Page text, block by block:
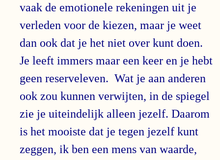
vaak de emotionele rekeningen uit je
verleden voor de kiezen, maar je weet
dan ook dat je het niet over kunt doen.
Je leeft immers maar een keer en je hebt
geen reserveleven. Wat je aan anderen
ook zou kunnen verwijten, in de spiegel
zie je uiteindelijk alleen jezelf. Daarom
is het mooiste dat je tegen jezelf kunt
zeggen, ik ben een mens van waarde,